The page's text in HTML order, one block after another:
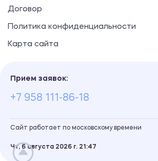
Договор
Политика конфиденциальности
Карта сайта
Прием заявок:
+7 958 111-86-18
Сайт работает по московскому времени
Чт, 6 августа 2026 г. 21 :47